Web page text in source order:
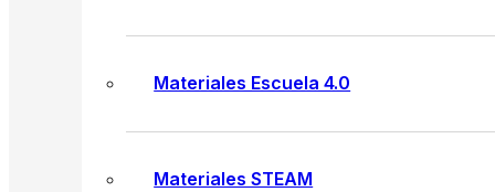
Materiales Escuela 4.0
Materiales STEAM